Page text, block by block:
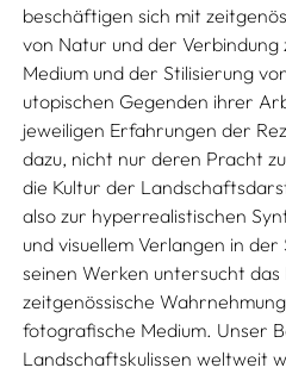
beschäftigen sich mit
von Natur und der
Medium und der Stilisierung
utopischen Gegenden ihrer
jeweiligen Erfahrungen der
dazu, nicht nur deren Pracht
die Kultur der
also zur hyperrealistischen
und visuellem Verlangen in
seinen Werken untersucht
zeitgenössische
fotografische Medium. Unser
Landschaftskulissen weltweit